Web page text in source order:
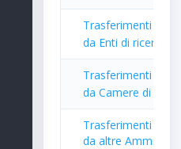
Trasferimenti per
da Enti di ricerca
Trasferimenti per
da Camere di
Trasferimenti per
da altre